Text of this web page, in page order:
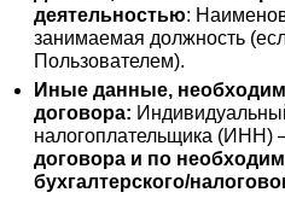
деятельностью:
занимаемая должность
Пользователем).
Иные данные,
договора:
налогоплательщика (ИНН)
договора и по
бухгалтерского/